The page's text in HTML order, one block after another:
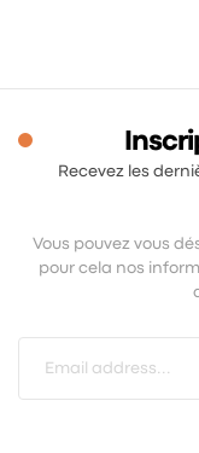
Recevez les
Vous pouvez vous
pour cela nos